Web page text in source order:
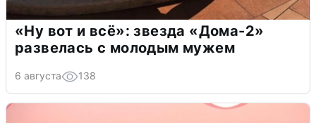
«Ну вот и всё»: звезда «Дома-2»
развелась с молодым мужем
6 августа 138